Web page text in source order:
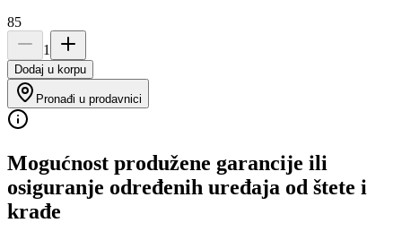
85
1
Dodaj u korpu
Pronađi u prodavnici
Mogućnost produžene garancije ili
osiguranje određenih uređaja od štete i
krađe